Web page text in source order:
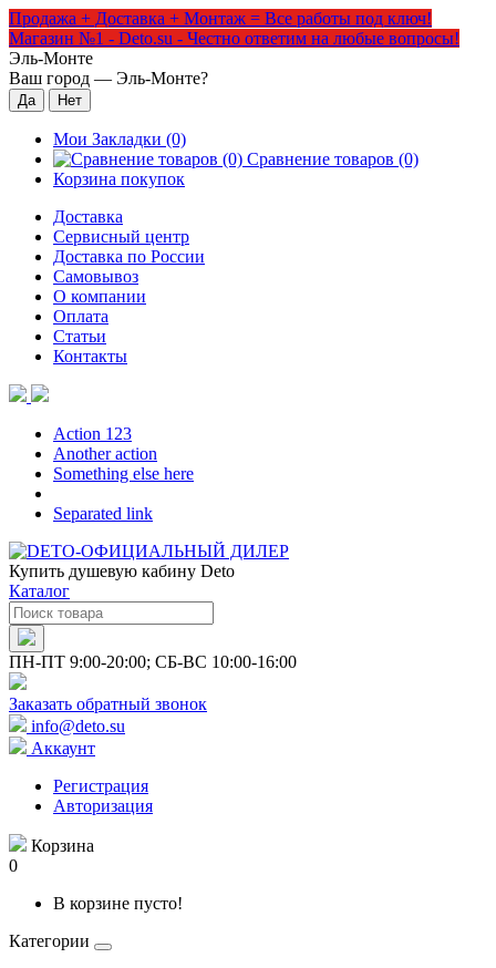
Продажа + Доставка + Монтаж = Все работы под ключ!
Магазин №1 - Deto.su - Честно ответим на любые вопросы!
Эль-Монте
Ваш город — Эль-Монте?
Мои Закладки (0)
Сравнение товаров (0)
Корзина покупок
Доставка
Сервисный центр
Доставка по России
Самовывоз
О компании
Оплата
Статьи
Контакты
Action 123
Another action
Something else here
Separated link
Купить душевую кабину Deto
Каталог
ПН-ПТ 9:00-20:00; СБ-ВС 10:00-16:00
Заказать обратный звонок
info@deto.su
Аккаунт
Регистрация
Авторизация
Корзина
0
В корзине пусто!
Категории